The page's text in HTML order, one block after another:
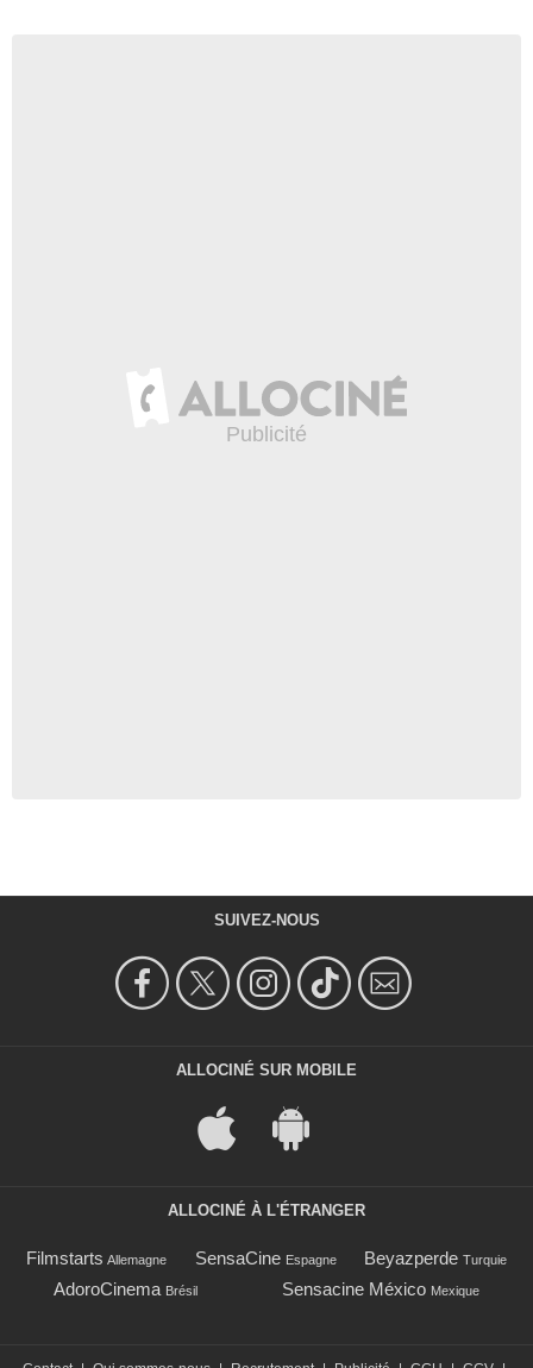
SUIVEZ-NOUS
ALLOCINÉ SUR MOBILE
ALLOCINÉ À L'ÉTRANGER
Filmstarts Allemagne SensaCine Espagne Beyazperde Turquie
AdoroCinema Brésil Sensacine México Mexique